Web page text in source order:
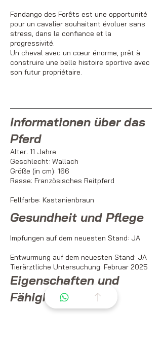
Fandango des Forêts est une opportunité
pour un cavalier souhaitant évoluer sans
stress, dans la confiance et la
progressivité.
Un cheval avec un cœur énorme, prêt à
construire une belle histoire sportive avec
son futur propriétaire.
Informationen über das
Pferd
Alter: 11 Jahre
Geschlecht: Wallach
Größe (in cm): 166
Rasse: Französisches Reitpferd
Fellfarbe: Kastanienbraun
Gesundheit und Pflege
Impfungen auf dem neuesten Stand: JA
Entwurmung auf dem neuesten Stand: JA
Tierärztliche Untersuchung: Februar 2025
Eigenschaften und
Fähigkeiten